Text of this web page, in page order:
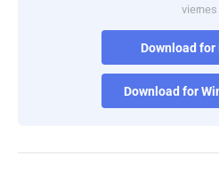
viernes
Download for
Download for